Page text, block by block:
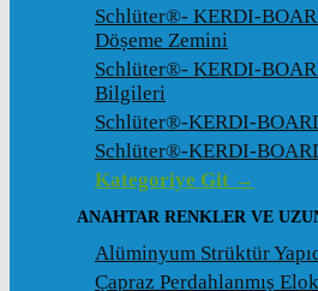
Schlüter®- KERDI-
Döșeme Zemini
Schlüter®- KERDI-
Bilgileri
Schlüter®-KERDI-
Schlüter®-KERDI-
Kategoriye Git →
ANAHTAR RENKLER VE
Alüminyum Strüktür
Çapraz Perdahlanmış